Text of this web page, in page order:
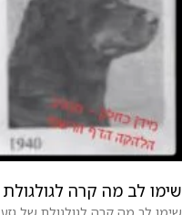
שימו לב מה קרה